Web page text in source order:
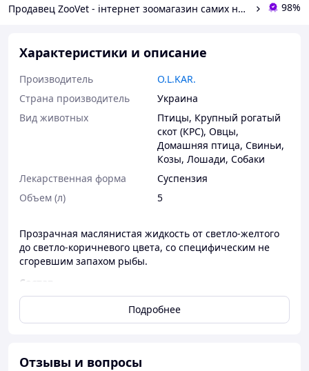
Продавец ZooVet - інтернет зоомагазин самих низьких цін - Zoovetbaza.com.ua 98%
Характеристики и описание
Производитель
O.L.KAR.
Страна производитель
Украина
Вид животных
Птицы, Крупный рогатый
скот (КРС), Овцы,
Домашняя птица, Свиньи,
Козы, Лошади, Собаки
Лекарственная форма
Суспензия
Объем (л)
5
Прозрачная маслянистая жидкость от светло-желтого
до светло-коричневого цвета, со специфическим не
сгоревшим запахом рыбы.
Состав
В состав Рыбьего жира входят: витамин А (ретинол),
витамин D2 (эргокальциферол), поли ненасыщенные
омега-3 жирные кислоты (эйкозапентаеновая кислота,
Применение
Подробнее
Отзывы и вопросы